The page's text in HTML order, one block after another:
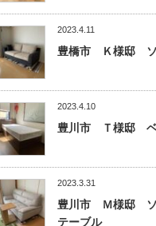
2023.4.11
豊橋市 Ｋ様邸 ソ
2023.4.10
豊川市 Ｔ様邸 ベ
2023.3.31
豊川市 Ｍ様邸
テーブル